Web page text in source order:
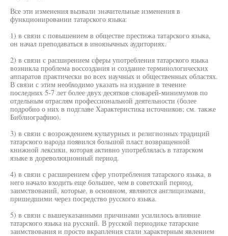
Все эти изменения вызвали значительные изменения в
функционировании татарского языка:
1) в связи с повышением в обществе престижа татарского языка,
он начал преподаваться в иноязычных аудиториях.
2) в связи с расширением сферы употребления татарского языка
возникла проблема воссоздания и создание терминологических
аппаратов практически во всех научных и общественных областях.
В связи с этим необходимо указать на издание в течение
последних 5-7 лет более двух десятков словарей-минимумов по
отдельным отраслям профессиональной деятельности (более
подробно о них в подглаве Характеристика источников; см. также
Библиографию).
3) в связи с возрождением культурных и религиозных традиций
татарского народа появился большой пласт возвращенной
книжной лексики, которая активно употреблялась в татарском
языке в дореволюционный период.
4) в связи с расширением сфер употребления татарского языка, в
него начало входить еще большее, чем в советский период,
заимствований, которые, в основном, являются англицизмами,
пришедшими через посредство русского языка.
5) в связи с вышеуказанными причинами усилилось влияние
татарского языка на русский. В русской периодике татарские
заимствования и просто вкрапления стали характерным явлением